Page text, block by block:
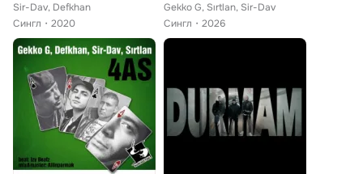
Sir-Dav, Defkhan
Сингл
2020
Gekko G, Sırtlan, Sir-Dav
Сингл
2026